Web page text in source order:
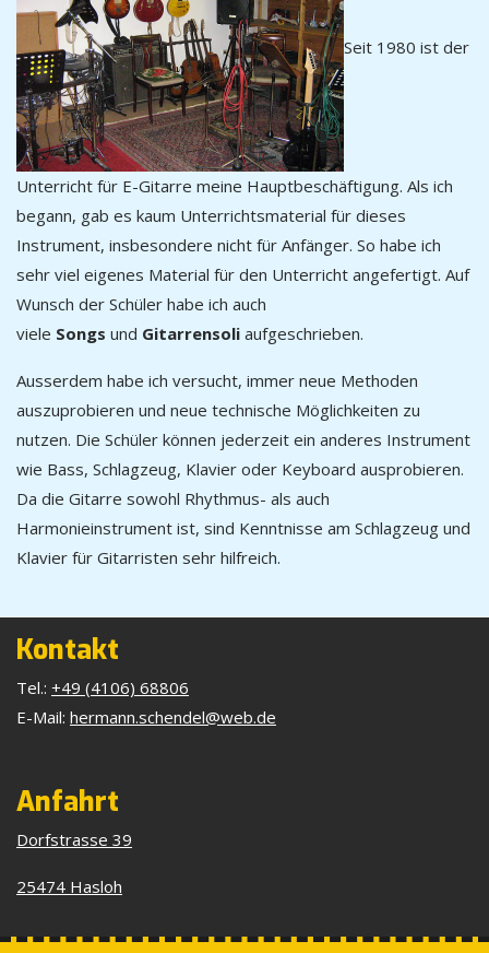
Seit 1980 ist der
Unterricht für E-Gitarre meine Hauptbeschäftigung. Als ich
begann, gab es kaum Unterrichtsmaterial für dieses
Instrument, insbesondere nicht für Anfänger. So habe ich
sehr viel eigenes Material für den Unterricht angefertigt. Auf
Wunsch der Schüler habe ich auch
viele Songs und Gitarrensoli aufgeschrieben.
Ausserdem habe ich versucht, immer neue Methoden
auszuprobieren und neue technische Möglichkeiten zu
nutzen. Die Schüler können jederzeit ein anderes Instrument
wie Bass, Schlagzeug, Klavier oder Keyboard ausprobieren.
Da die Gitarre sowohl Rhythmus- als auch
Harmonieinstrument ist, sind Kenntnisse am Schlagzeug und
Klavier für Gitarristen sehr hilfreich.
Kontakt
Tel.: +49 (4106) 68806
E-Mail: hermann.schendel@web.de
Anfahrt
Dorfstrasse 39
25474 Hasloh